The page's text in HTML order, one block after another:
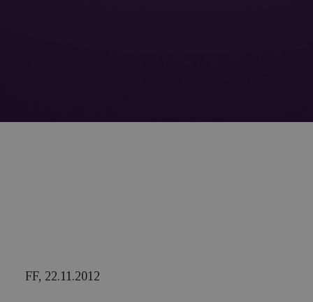
FF, 22.11.2012